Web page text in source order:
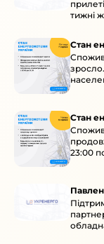
тижні
Стан
Стан
23:00